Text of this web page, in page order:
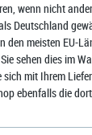
wenn nicht
Deutschland
den meisten EU-
sehen dies im
sich mit Ihrem
ebenfalls die